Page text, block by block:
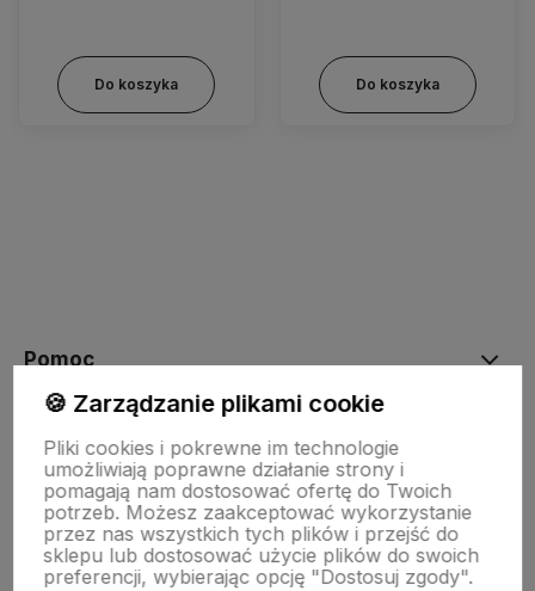
Do koszyka Do koszyka
Pomoc
Moje konto
Płatności i dostawa
🍪 Zarządzanie plikami cookie
Pliki cookies i pokrewne im technologie
umożliwiają poprawne działanie strony i
pomagają nam dostosować ofertę do Twoich
potrzeb. Możesz zaakceptować wykorzystanie
przez nas wszystkich tych plików i przejść do
sklepu lub dostosować użycie plików do swoich
preferencji, wybierając opcję "Dostosuj zgody".